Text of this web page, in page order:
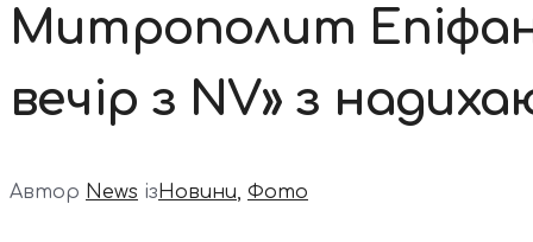
Митрополит
вечір з NV» з
Автор News ізНовини, Фото